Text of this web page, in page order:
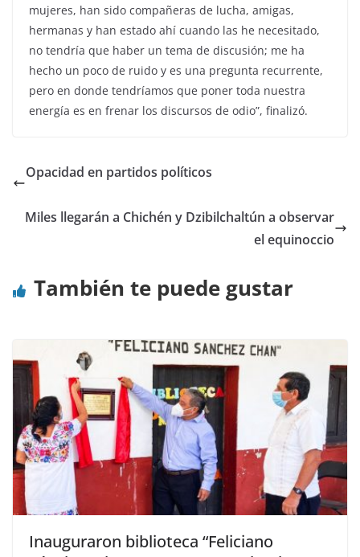
mujeres, han sido compañeras de lucha, amigas,
hermanas y han estado ahí cuando las he necesitado,
no tendría que haber un tema de discusión; me ha
hecho un poco de ruido y es una pregunta recurrente,
pero en donde tendríamos que poner toda nuestra
energía es en frenar los discursos de odio”, finalizó.
Opacidad en partidos políticos
Miles llegarán a Chichén y Dzibilchaltún a observar
el equinoccio
También te puede gustar
Inauguraron biblioteca “Feliciano